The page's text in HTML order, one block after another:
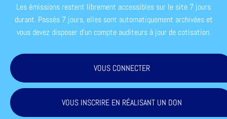
Les émissions restent librement accessibles sur le site 7 jours
durant. Passés 7 jours, elles sont automatiquement archivées et
vous devez disposer d'un compte auditeurs à jour de cotisation.
VOUS CONNECTER
VOUS INSCRIRE EN RÉALISANT UN DON